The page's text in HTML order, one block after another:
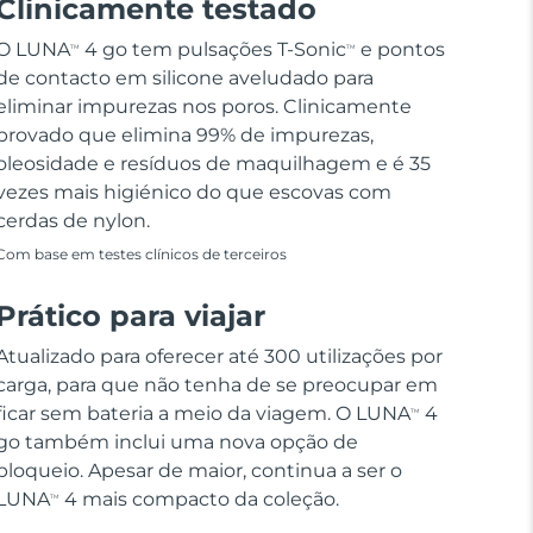
testado
LUNATM 4 go tem pulsações T-SonicTM
e pontos
contacto em silicone aveludado para
impurezas nos poros. Clinicamente
que elimina 99% de impurezas,
e resíduos de maquilhagem e é 35
mais higiénico do que escovas com
de nylon.
base em testes clínicos de terceiros
para viajar
para oferecer até 300 utilizações por
para que não tenha de se preocupar em
sem bateria a meio da viagem. O LUNATM
4
também inclui uma nova opção de
Apesar de maior, continua a ser o
TM 4 mais compacto da coleção.